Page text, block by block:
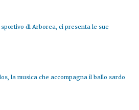
di Arborea, ci presenta le sue
la musica che accompagna il ballo sardo